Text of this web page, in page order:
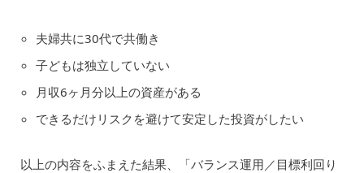
夫婦共に30代で共働き
子どもは独立していない
月収6ヶ月分以上の資産がある
できるだけリスクを避けて安定した投資がしたい
以上の内容をふまえた結果、「バランス運用／目標利回り